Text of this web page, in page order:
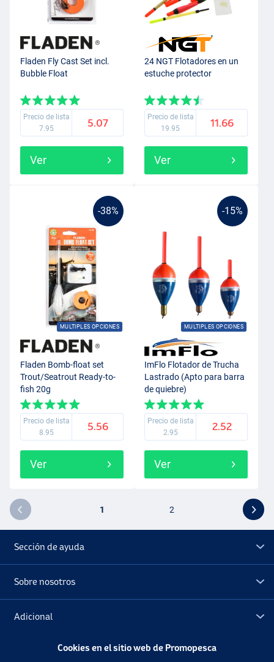
Fladen Fly Cast Set incl.
Bubble Float
Precio de lista
7.95
5.07
Ver
24 NGT Flotadores en un
estuche protector
Precio de lista
19.95
11.66
Ver
-38%
MULTIPLES OPCIONES
Fladen Bomb-float set
Trout/Seatrout Ready-to-
fish 20g
Precio de lista
8.95
5.56
Ver
-15%
MULTIPLES OPCIONES
ImFlo Flotador de Trucha
Lastrado (Apto para barra
de quiebre)
Precio de lista
2.95
2.52
Ver
1 2
Sección de ayuda
Sobre nosotros
Adicional
Cookies en el sitio web de Promopesca